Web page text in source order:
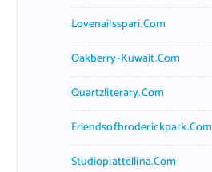
Lovenailsspari.com
Oakberry-Kuwait.com
Quartzliterary.com
Friendsofbroderickpark.com
Studiopiattellina.com